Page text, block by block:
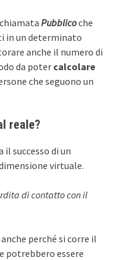
Pubblicoche
in un determinato
anche il numero di
da poter calcolare
che seguono un
reale?
il successo di un
virtuale.
di contatto con il
perché si corre il
potrebbero essere